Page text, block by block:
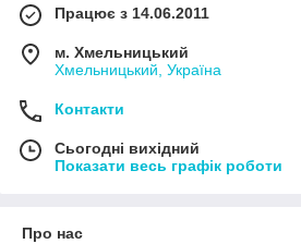
Працює з 14.06.2011
м. Хмельницький
Хмельницький, Україна
Контакти
Сьогодні вихідний
Показати весь графік роботи
Про нас